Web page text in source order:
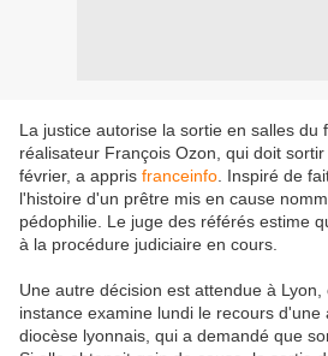
La justice autorise la sortie en salles du
réalisateur François Ozon, qui doit
février, a appris franceinfo . Inspiré de
l'histoire d'un prêtre mis en cause
pédophilie. Le juge des référés estime
à la procédure judiciaire en cours.
Une autre décision est attendue à
instance examine lundi le recours d'une
diocèse lyonnais, qui a demandé que